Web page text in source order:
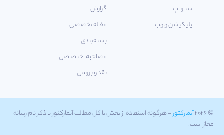
استارتاپ
اپلیکیشن و وب
گزارش
مقاله تخصصی
بسته‌بندی
مصاحبه اختصاصی
نقد و بررسی
© ۲۰۲۶ آیمارکتور– هرگونه استفاده از بخش یا کل مطالب آیمارکتور با ذکر نام رسانه
مجاز است.